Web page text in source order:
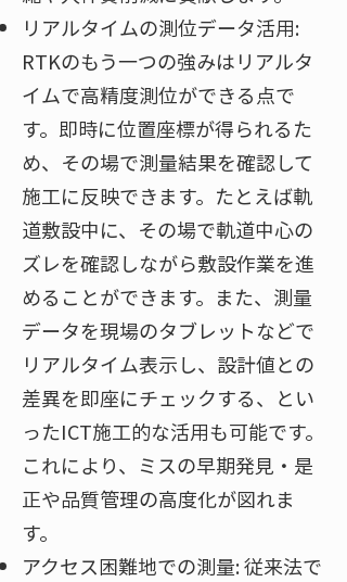
リアルタイムの測位データ活用:
RTKのもう一つの強みはリアルタ
イムで高精度測位ができる点で
す。即時に位置座標が得られるた
め、その場で測量結果を確認して
施工に反映できます。たとえば軌
道敷設中に、その場で軌道中心の
ズレを確認しながら敷設作業を進
めることができます。また、測量
データを現場のタブレットなどで
リアルタイム表示し、設計値との
差異を即座にチェックする、とい
ったICT施工的な活用も可能です。
これにより、ミスの早期発見・是
正や品質管理の高度化が図れま
す。
アクセス困難地での測量: 従来法で